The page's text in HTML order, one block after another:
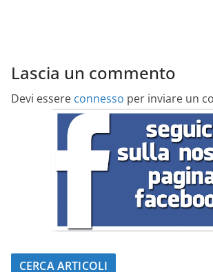
Lascia un commento
Devi essere connesso per inviare un
CERCA ARTICOLI